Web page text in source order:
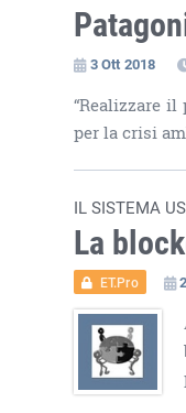
3 Ott 2018
“Realizzare
per la crisi
IL SISTEMA
La
ET.Pro